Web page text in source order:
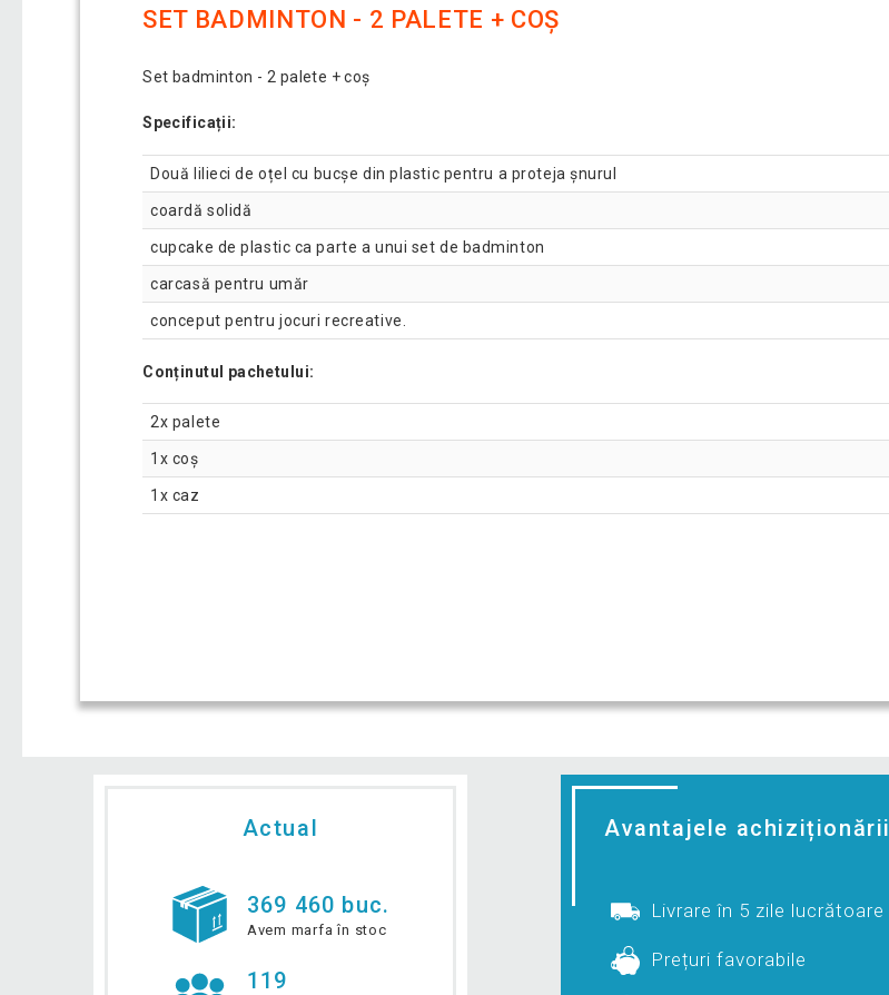
SET BADMINTON - 2 PALETE + COȘ
Set badminton - 2 palete + coș
Specificații:
Două lilieci de oțel cu bucșe din plastic pentru a proteja șnurul
coardă solidă
cupcake de plastic ca parte a unui set de badminton
carcasă pentru umăr
conceput pentru jocuri recreative.
Conținutul pachetului:
2x palete
1x coș
1x caz
Actual
369 460 buc.
Avem marfa în stoc
119
Avantajele achiziționării
Livrare în 5 zile lucrătoare
Prețuri favorabile